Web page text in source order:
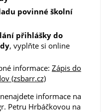
povinné školní
přihlášky do
, vyplňte si online
informace: Zápis do
(zsbarr.cz)
informace na
Petru Hrbáčkovou na